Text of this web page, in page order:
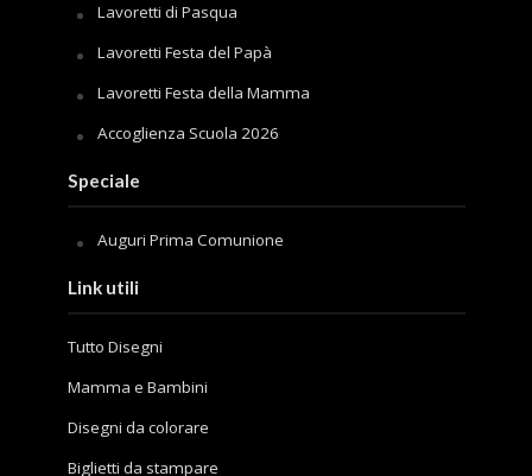
Lavoretti di Pasqua
Lavoretti Festa del Papà
Lavoretti Festa della Mamma
Accoglienza Scuola 2026
Speciale
Auguri Prima Comunione
Link utili
Tutto Disegni
Mamma e Bambini
Disegni da colorare
Biglietti da stampare